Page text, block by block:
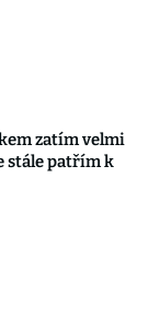
zatím velmi
stále patřím k